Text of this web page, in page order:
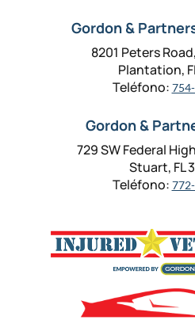
Gordon &
8201 Peters
Plantation,
Teléfono:
Gordon &
729 SW Federal
Stuart, FL
Teléfono: